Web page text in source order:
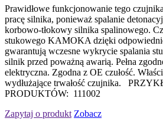
Prawidłowe funkcjonowanie tego
pracę silnika, ponieważ spalanie
korbowo-tłokowy silnika spalinowego.
stukowego KAMOKA dzięki
gwarantują wczesne wykrycie spalania
silnik przed poważną awarią. Pełna
elektryczna. Zgodna z OE czułość.
wydłużające trwałość czujnika.
PRODUKTÓW: 111002
Zapytaj o produkt Zobacz